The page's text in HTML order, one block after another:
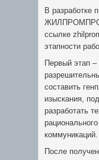
В разработке
ссылке
этапности
Первый этап –
составить
изыскания,
разработать
коммуникаций.
После